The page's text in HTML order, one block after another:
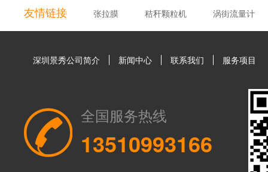
友情链接 张拉膜 秸秆颗粒机 涡街流量计
深圳景秀公司简介 新闻中心 联系我们 服务项目
全国服务热线
13510993166